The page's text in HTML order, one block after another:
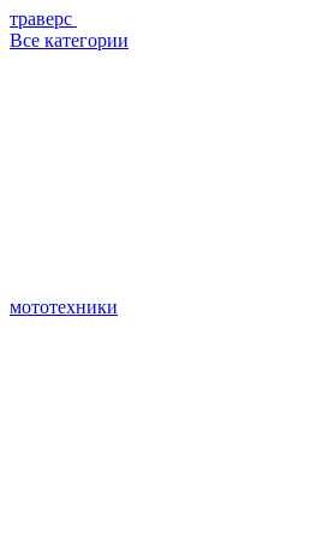
траверс
Все категории
мототехники